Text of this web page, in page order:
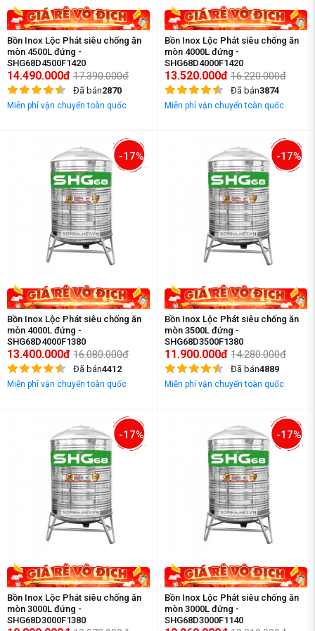
Bồn Inox Lộc Phát siêu chống ăn
mòn 4500L đứng -
SHG68D4500F1420
14.490.000đ 17.390.000đ
Đã bán2870
Miễn phí vận chuyển toàn quốc
Bồn Inox Lộc Phát siêu chống ăn
mòn 4000L đứng -
SHG68D4000F1420
13.520.000đ 16.220.000đ
Đã bán3874
Miễn phí vận chuyển toàn quốc
-17%
Bồn Inox Lộc Phát siêu chống ăn
mòn 4000L đứng -
SHG68D4000F1380
13.400.000đ 16.080.000đ
Đã bán4412
Miễn phí vận chuyển toàn quốc
-17%
Bồn Inox Lộc Phát siêu chống ăn
mòn 3500L đứng -
SHG68D3500F1380
11.900.000đ 14.280.000đ
Đã bán4889
Miễn phí vận chuyển toàn quốc
-17%
Bồn Inox Lộc Phát siêu chống ăn
mòn 3000L đứng -
SHG68D3000F1380
-17%
Bồn Inox Lộc Phát siêu chống ăn
mòn 3000L đứng -
SHG68D3000F1140